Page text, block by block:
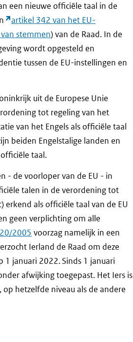
een nieuwe officiële taal in de
artikel 342 van het EU-
stemmen) van de Raad. In de
wordt opgesteld en
tussen de EU-instellingen en
uit de Europese Unie
tot regeling van het
van het Engels als officiële taal
beiden Engelstalige landen en
taal.
- de voorloper van de EU - in
talen in de verordening tot
erkend als officiële taal van de EU
geen verplichting om alle
2005 voorzag namelijk in een
Ierland de Raad om deze
januari 2022. Sinds 1 januari
afwijking toegepast. Het Iers is
hetzelfde niveau als de andere